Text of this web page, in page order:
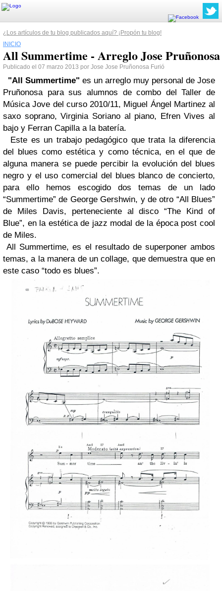
¿Los artículos de tu blog publicados aquí? ¡Propón tu blog!
INICIO
All Summertime - Arreglo Jose Pruñonosa
Publicado el 07 marzo 2013 por Jose Jose Pruñonosa Furió
"All Summertime" es un arreglo muy personal de Jose
Pruñonosa para sus alumnos de combo del Taller de
Música Jove del curso 2010/11, Miguel Ángel Martinez al
saxo soprano, Virginia Soriano al piano, Efren Vives al
bajo y Ferran Capilla a la batería.
Este es un trabajo pedagógico que trata la diferencia
del blues como estética y como técnica, en el que de
alguna manera se puede percibir la evolución del blues
negro y el uso comercial del blues blanco de concierto,
para ello hemos escogido dos temas de un lado
“Summertime” de George Gershwin, y de otro “All Blues”
de Miles Davis, perteneciente al disco “The Kind of
Blue”, en la estética de jazz modal de la época post cool
de Miles.
All Summertime, es el resultado de superponer ambos
temas, a la manera de un collage, que demuestra que en
este caso “todo es blues”.